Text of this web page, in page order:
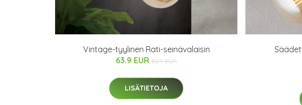
Vintage-tyylinen Rati-seinävalaisin
63.9 EUR 82.9 EUR
LISÄTIETOJA